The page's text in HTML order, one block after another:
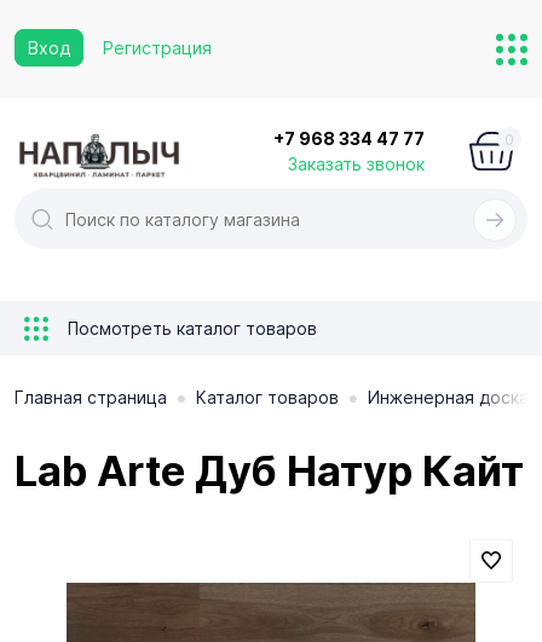
Вход Регистрация
+7 968 334 47 77
Заказать звонок
0
Посмотреть каталог товаров
Главная страница • Каталог товаров • Инженерная доска
Lab Arte Дуб Натур Кайт